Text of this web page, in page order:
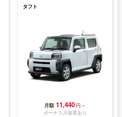
タフト
月額 11,440 円～
ボーナス月加算あり